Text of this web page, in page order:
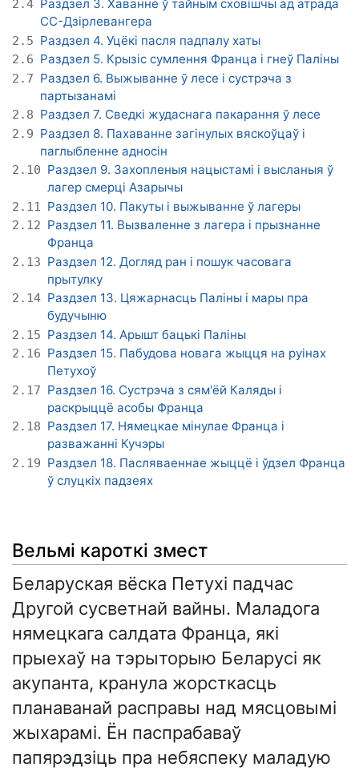
2.4 Раздзел 3. Хаванне ў тайным сховішчы ад атрада
СС-Дзірлевангера
2.5 Раздзел 4. Уцёкі пасля падпалу хаты
2.6 Раздзел 5. Крызіс сумлення Франца і гнеў Паліны
2.7 Раздзел 6. Выжыванне ў лесе і сустрэча з
партызанамі
2.8 Раздзел 7. Сведкі жудаснага пакарання ў лесе
2.9 Раздзел 8. Пахаванне загінулых вяскоўцаў і
паглыбленне адносін
2.10 Раздзел 9. Захопленыя нацыстамі і высланыя ў
лагер смерці Азарычы
2.11 Раздзел 10. Пакуты і выжыванне ў лагеры
2.12 Раздзел 11. Вызваленне з лагера і прызнанне
Франца
2.13 Раздзел 12. Догляд ран і пошук часовага
прытулку
2.14 Раздзел 13. Цяжарнасць Паліны і мары пра
будучыню
2.15 Раздзел 14. Арышт бацькі Паліны
2.16 Раздзел 15. Пабудова новага жыцця на руінах
Петухоў
2.17 Раздзел 16. Сустрэча з сям'ёй Каляды і
раскрыццё асобы Франца
2.18 Раздзел 17. Нямецкае мінулае Франца і
разважанні Кучэры
2.19 Раздзел 18. Пасляваеннае жыццё і ўдзел Франца
ў слуцкіх падзеях
Вельмі кароткі змест
Беларуская вёска Петухі падчас
Другой сусветнай вайны. Маладога
нямецкага салдата Франца, які
прыехаў на тэрыторыю Беларусі як
акупанта, кранула жорсткасць
планаванай расправы над мясцовымі
жыхарамі. Ён паспрабаваў
папярэдзіць пра небяспеку маладую